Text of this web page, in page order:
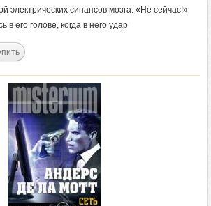
электрических синапсов мозга. «Не сейчас!»
его голове, когда в него удар